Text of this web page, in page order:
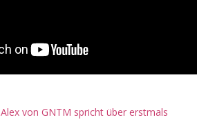
Alex von GNTM spricht über erstmals